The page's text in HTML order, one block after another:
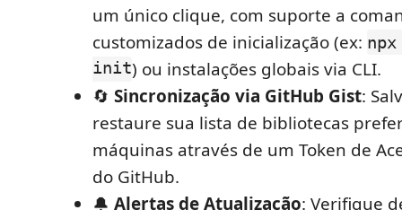
um único clique, com suporte a
customizados de inicialização (ex:
init) ou instalações globais via CLI.
🔄 Sincronização via GitHub Gist:
restaure sua lista de bibliotecas
máquinas através de um Token de
do GitHub.
🔔 Alertas de Atualização: Verifique